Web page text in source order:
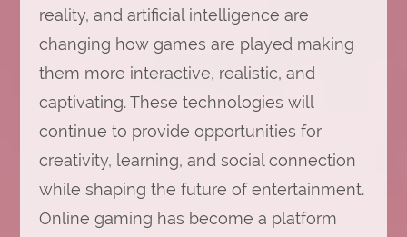
reality, and artificial intelligence are
changing how games are played making
them more interactive, realistic, and
captivating. These technologies will
continue to provide opportunities for
creativity, learning, and social connection
while shaping the future of entertainment.
Online gaming has become a platform